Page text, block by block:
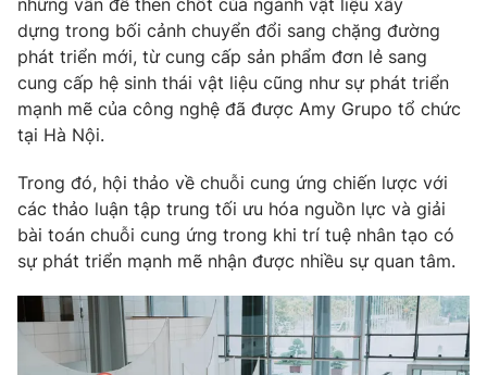
Thị trường
Góc doanh nghiệp
Truyền hình
Phim VTV
Hậu trường
Nhân vật
Khán giả
Giải sao mai
Giải trí
Âm nhạc
Sao
Đời sống
Du lịch
Làm đẹp
Chất lượng cuộc sống
Giáo dục
Học trực tuyến
Công nghệ
Hitech Công nghệ tương lai
Giao lưu trực tuyến
dựng trong bối cảnh chuyển đổi sang chặng đường
phát triển mới, từ cung cấp sản phẩm đơn lẻ sang
cung cấp hệ sinh thái vật liệu cũng như sự phát triển
mạnh mẽ của công nghệ đã được Amy Grupo tổ chức
tại Hà Nội.
Trong đó, hội thảo về chuỗi cung ứng chiến lược với
các thảo luận tập trung tối ưu hóa nguồn lực và giải
bài toán chuỗi cung ứng trong khi trí tuệ nhân tạo có
sự phát triển mạnh mẽ nhận được nhiều sự quan tâm.